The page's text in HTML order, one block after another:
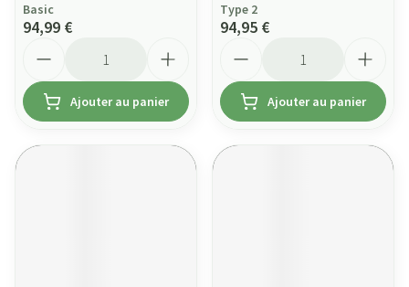
Basic
94,99 €
Ajouter au panier
Type 2
94,95 €
Ajouter au panier